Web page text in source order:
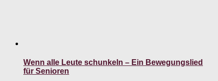
Wenn alle Leute schunkeln – Ein Bewegungslied
für Senioren